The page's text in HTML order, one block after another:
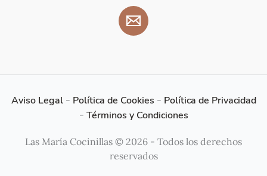
Aviso Legal- Política de Cookies - Política de Privacidad
- Términos y Condiciones
Las María Cocinillas © 2026 - Todos los derechos
reservados